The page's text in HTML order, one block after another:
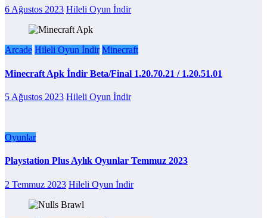
6 Ağustos 2023 Hileli Oyun İndir
Arcade Hileli Oyun İndir Minecraft
Minecraft Apk İndir Beta/Final 1.20.70.21 / 1.20.51.01
5 Ağustos 2023 Hileli Oyun İndir
Oyunlar
Playstation Plus Aylık Oyunlar Temmuz 2023
2 Temmuz 2023 Hileli Oyun İndir